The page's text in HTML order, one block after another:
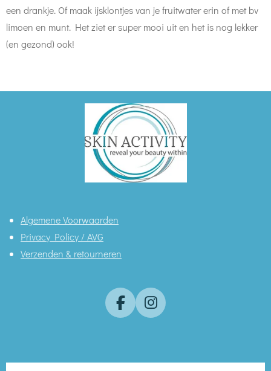
een drankje. Of maak ijsklontjes van je fruitwatererin of met bv
limoen en munt. Het ziet er super mooi uit en het is nog lekker
(en gezond) ook!
Algemene Voorwaarden
Privacy Policy / AVG
Verzenden & retourneren
F
b
I
a